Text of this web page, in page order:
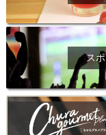
ス